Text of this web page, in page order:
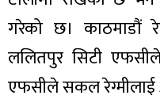
गरेको छ। काठमाडौं
ललितपुर सिटी
एफसीले सकल